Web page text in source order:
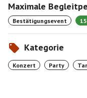
Maximale
Bestätigungsevent
Kategorie
Konzert Party